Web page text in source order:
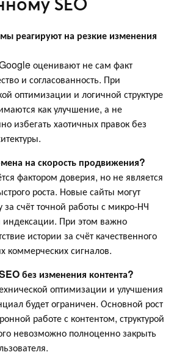
реагируют на резкие изменения
оценивают не сам факт
и согласованность. При
оптимизации и логичной структуре
как улучшение, а не
избегать хаотичных правок без
на скорость продвижения?
фактором доверия, но не является
роста. Новые сайты могут
счёт точной работы с микро-НЧ
При этом важно
истории за счёт качественного
коммерческих сигналов.
без изменения контента?
оптимизации и улучшения
будет ограничен. Основной рост
работе с контентом, структурой
невозможно полноценно закрыть